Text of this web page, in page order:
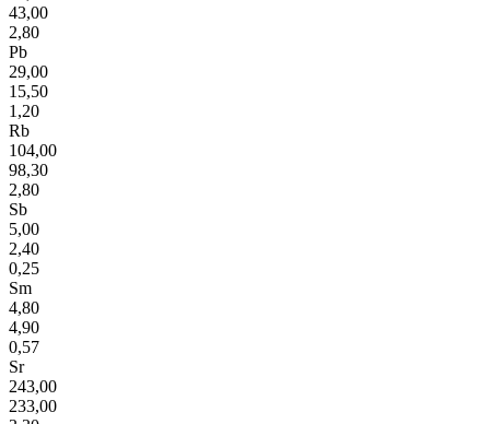
43,00
2,80
Pb
29,00
15,50
1,20
Rb
104,00
98,30
2,80
Sb
5,00
2,40
0,25
Sm
4,80
4,90
0,57
Sr
243,00
233,00